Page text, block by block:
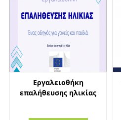
Εργαλειοθήκη
επαλήθευσης ηλικίας